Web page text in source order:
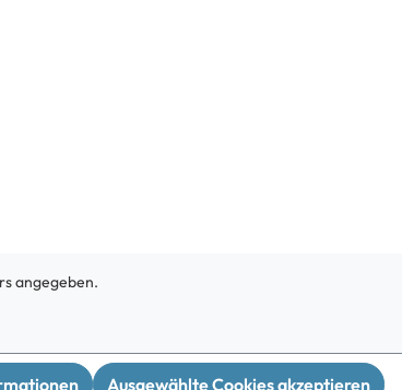
angegeben.
Ausgewählte Cookies akzeptieren